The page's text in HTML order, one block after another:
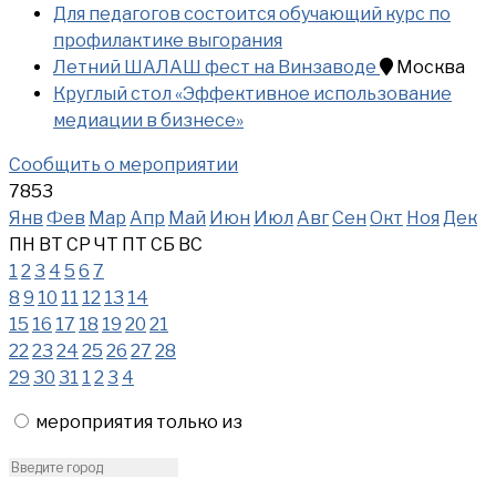
Для педагогов состоится обучающий курс по
профилактике выгорания
Летний ШАЛАШ фест на Винзаводе
Москва
Круглый стол «Эффективное использование
медиации в бизнесе»
Сообщить о мероприятии
7853
Янв Фев Мар Апр Май Июн Июл АвгСен Окт Ноя Дек
ПН ВТ СР ЧТ ПТ СБ ВС
1 2 3 4 5 6 7
8 9 10 11 12 13 14
15 16 17 18 19 20 21
22 23 24 25 26 27 28
29 30 31 1 2 3 4
мероприятия только из